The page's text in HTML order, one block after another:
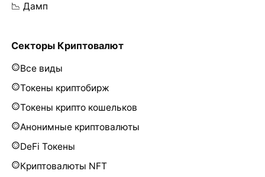
📉 Дамп
Секторы Криптовалют
Все виды
Токены криптобирж
Токены крипто кошельков
Анонимные криптовалюты
DeFi Токены
Криптовалюты NFT